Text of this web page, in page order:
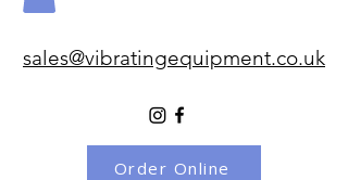
sales@vibratingequipment.co.uk
Order Online